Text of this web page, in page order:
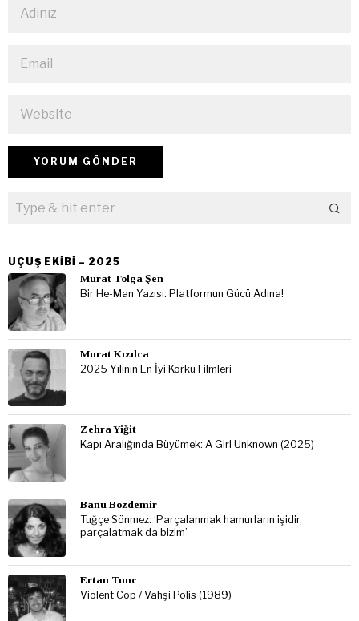
UÇUŞ EKIBI – 2025
Murat Tolga Şen
Bir He-Man Yazısı: Platformun Gücü Adına!
Murat Kızılca
2025 Yılının En İyi Korku Filmleri
Zehra Yiğit
Kapı Aralığında Büyümek: A Girl Unknown (2025)
Banu Bozdemir
Tuğçe Sönmez: ‘Parçalanmak hamurların işidir,
parçalatmak da bizim’
Ertan Tunc
Violent Cop / Vahşi Polis (1989)